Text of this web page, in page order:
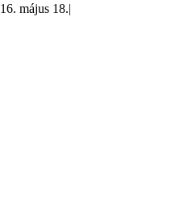
május 18.|